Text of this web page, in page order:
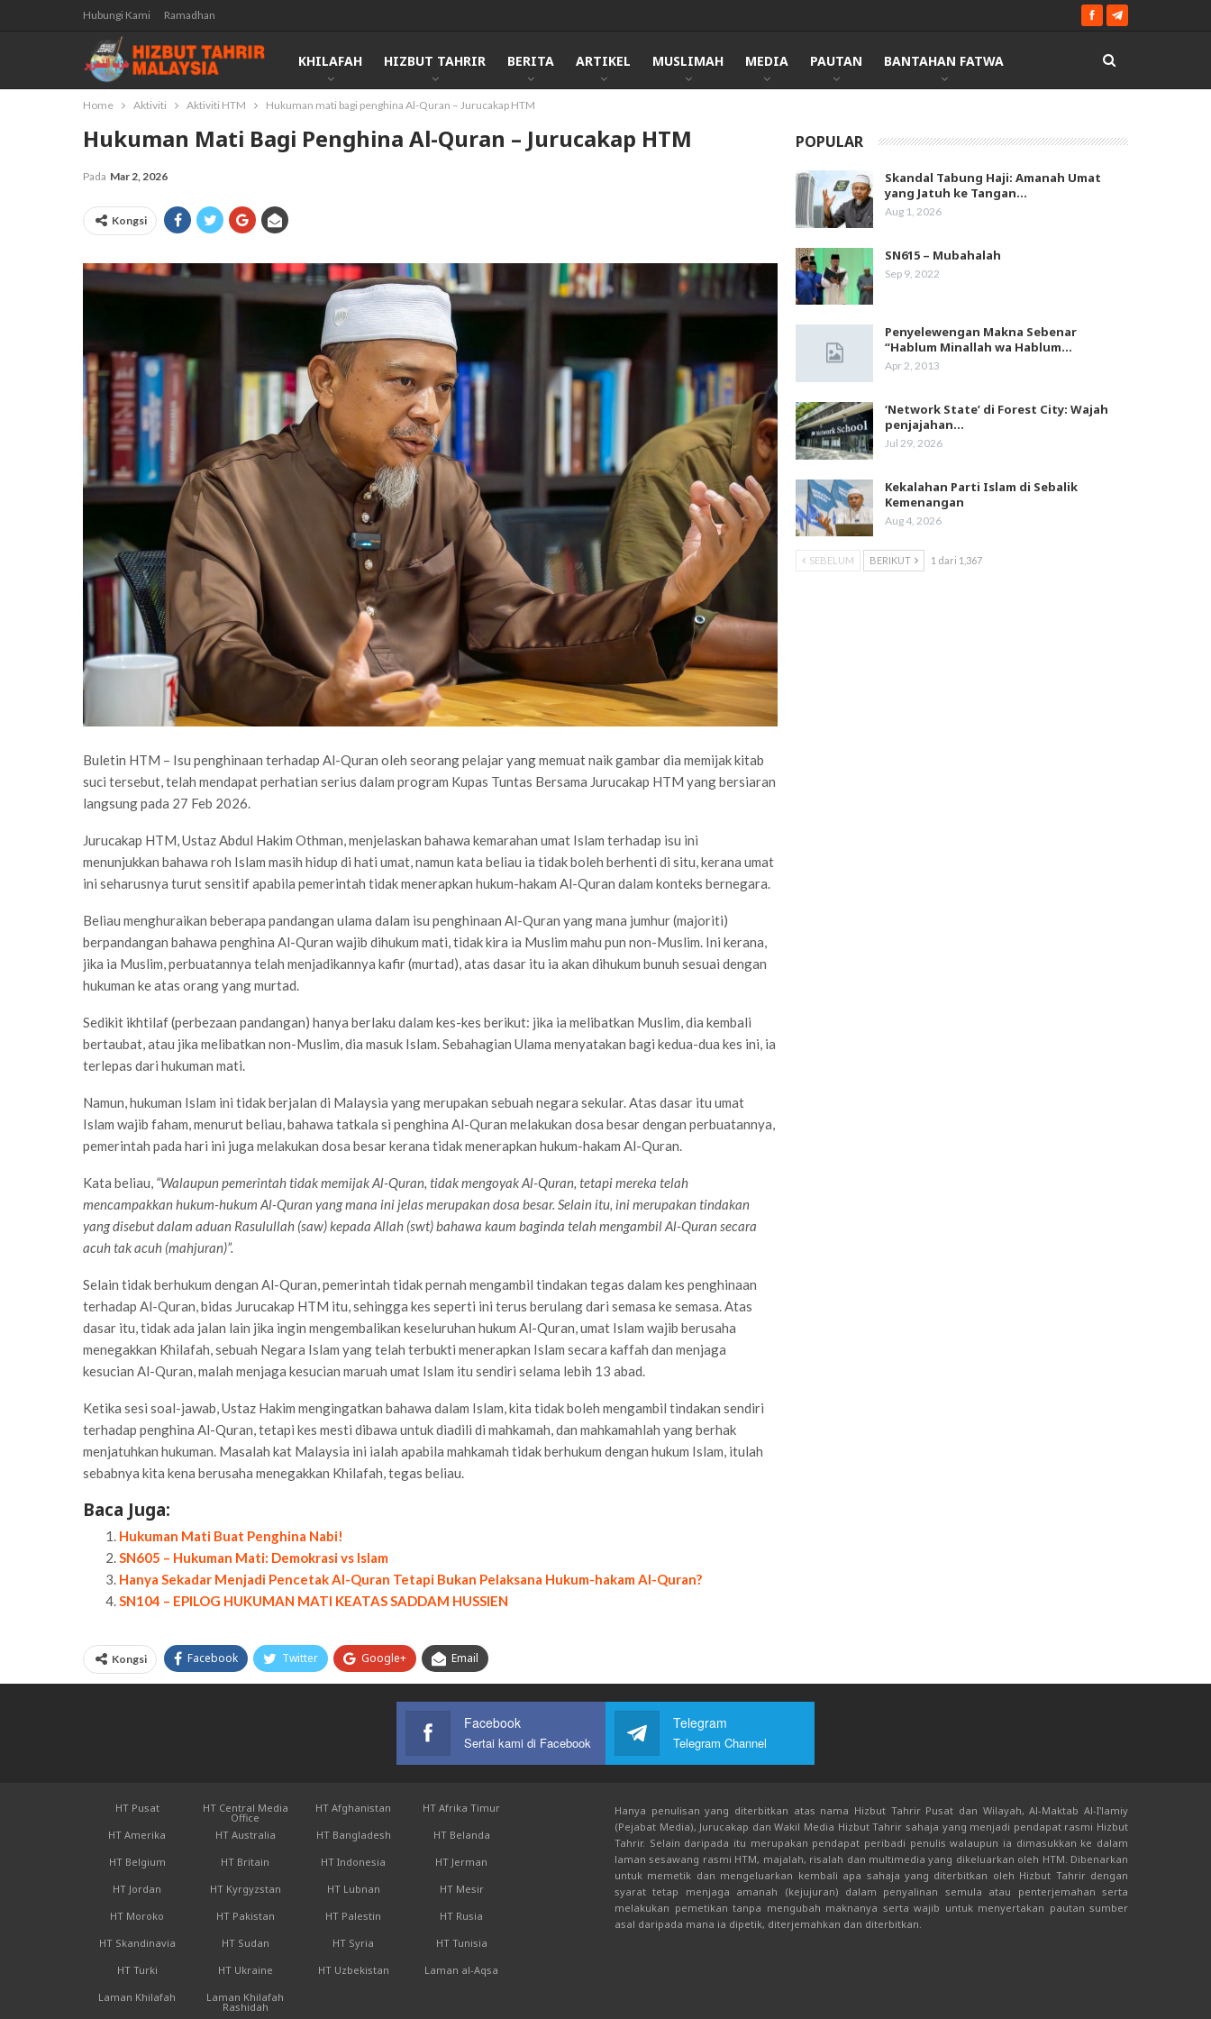
Hubungi Kami Ramadhan
KHILAFAH HIZBUT TAHRIR BERITA ARTIKEL MUSLIMAH MEDIA PAUTAN BANTAHAN FATWA
Home Aktiviti Aktiviti HTM Hukuman mati bagi penghina Al-Quran – Jurucakap HTM
Hukuman Mati Bagi Penghina Al-Quran – Jurucakap HTM
Pada Mar 2, 2026
Kongsi
Buletin HTM – Isu penghinaan terhadap Al-Quran oleh seorang pelajar yang memuat naik gambar dia memijak kitab
suci tersebut, telah mendapat perhatian serius dalam program Kupas Tuntas Bersama Jurucakap HTM yang bersiaran
langsung pada 27 Feb 2026.
Jurucakap HTM, Ustaz Abdul Hakim Othman, menjelaskan bahawa kemarahan umat Islam terhadap isu ini
menunjukkan bahawa roh Islam masih hidup di hati umat, namun kata beliau ia tidak boleh berhenti di situ, kerana umat
ini seharusnya turut sensitif apabila pemerintah tidak menerapkan hukum-hakam Al-Quran dalam konteks bernegara.
Beliau menghuraikan beberapa pandangan ulama dalam isu penghinaan Al-Quran yang mana jumhur (majoriti)
berpandangan bahawa penghina Al-Quran wajib dihukum mati, tidak kira ia Muslim mahu pun non-Muslim. Ini kerana,
jika ia Muslim, perbuatannya telah menjadikannya kafir (murtad), atas dasar itu ia akan dihukum bunuh sesuai dengan
hukuman ke atas orang yang murtad.
Sedikit ikhtilaf (perbezaan pandangan) hanya berlaku dalam kes-kes berikut: jika ia melibatkan Muslim, dia kembali
bertaubat, atau jika melibatkan non-Muslim, dia masuk Islam. Sebahagian Ulama menyatakan bagi kedua-dua kes ini, ia
terlepas dari hukuman mati.
Namun, hukuman Islam ini tidak berjalan di Malaysia yang merupakan sebuah negara sekular. Atas dasar itu umat
Islam wajib faham, menurut beliau, bahawa tatkala si penghina Al-Quran melakukan dosa besar dengan perbuatannya,
pemerintah pada hari ini juga melakukan dosa besar kerana tidak menerapkan hukum-hakam Al-Quran.
Kata beliau, “Walaupun pemerintah tidak memijak Al-Quran, tidak mengoyak Al-Quran, tetapi mereka telah
mencampakkan hukum-hukum Al-Quran yang mana ini jelas merupakan dosa besar. Selain itu, ini merupakan tindakan
yang disebut dalam aduan Rasulullah (saw) kepada Allah (swt) bahawa kaum baginda telah mengambil Al-Quran secara
acuh tak acuh (mahjuran)”.
Selain tidak berhukum dengan Al-Quran, pemerintah tidak pernah mengambil tindakan tegas dalam kes penghinaan
terhadap Al-Quran, bidas Jurucakap HTM itu, sehingga kes seperti ini terus berulang dari semasa ke semasa. Atas
dasar itu, tidak ada jalan lain jika ingin mengembalikan keseluruhan hukum Al-Quran, umat Islam wajib berusaha
menegakkan Khilafah, sebuah Negara Islam yang telah terbukti menerapkan Islam secara kaffah dan menjaga
kesucian Al-Quran, malah menjaga kesucian maruah umat Islam itu sendiri selama lebih 13 abad.
Ketika sesi soal-jawab, Ustaz Hakim mengingatkan bahawa dalam Islam, kita tidak boleh mengambil tindakan sendiri
terhadap penghina Al-Quran, tetapi kes mesti dibawa untuk diadili di mahkamah, dan mahkamahlah yang berhak
menjatuhkan hukuman. Masalah kat Malaysia ini ialah apabila mahkamah tidak berhukum dengan hukum Islam, itulah
sebabnya kita kena berusaha menegakkan Khilafah, tegas beliau.
Baca Juga:
Hukuman Mati Buat Penghina Nabi!
SN605 – Hukuman Mati: Demokrasi vs Islam
Hanya Sekadar Menjadi Pencetak Al-Quran Tetapi Bukan Pelaksana Hukum-hakam Al-Quran?
SN104 – EPILOG HUKUMAN MATI KEATAS SADDAM HUSSIEN
Kongsi Facebook Twitter Google+ Email
POPULAR
Skandal Tabung Haji: Amanah Umat
yang Jatuh ke Tangan…
Aug 1, 2026
SN615 – Mubahalah
Sep 9, 2022
Penyelewengan Makna Sebenar
“Hablum Minallah wa Hablum…
Apr 2, 2013
‘Network State’ di Forest City: Wajah
penjajahan…
Jul 29, 2026
Kekalahan Parti Islam di Sebalik
Kemenangan
Aug 4, 2026
SEBELUM BERIKUT 1 dari 1,367
Facebook
Sertai kami di Facebook
Telegram
Telegram Channel
HT Pusat HT Central Media
Office
HT Afghanistan
HT Afrika Timur
HT Amerika
HT Australia HT Bangladesh
HT Belanda
HT Belgium
HT Britain HT Indonesia
HT Jerman
HT Jordan
HT Kyrgyzstan HT Lubnan
HT Mesir
HT Moroko
HT Pakistan HT Palestin
HT Rusia
HT Skandinavia
HT Sudan HT Syria
HT Tunisia
HT Turki
HT Ukraine HT Uzbekistan
Laman al-Aqsa
Laman Khilafah
Laman Khilafah
Rashidah
Hanya penulisan yang diterbitkan atas nama Hizbut Tahrir Pusat dan Wilayah, Al-Maktab Al-I'lamiy
(Pejabat Media), Jurucakap dan Wakil Media Hizbut Tahrir sahaja yang menjadi pendapat rasmi Hizbut
Tahrir. Selain daripada itu merupakan pendapat peribadi penulis walaupun ia dimasukkan ke dalam
laman sesawang rasmi HTM, majalah, risalah dan multimedia yang dikeluarkan oleh HTM. Dibenarkan
untuk memetik dan mengeluarkan kembali apa sahaja yang diterbitkan oleh Hizbut Tahrir dengan
syarat tetap menjaga amanah (kejujuran) dalam penyalinan semula atau penterjemahan serta
melakukan pemetikan tanpa mengubah maknanya serta wajib untuk menyertakan pautan sumber
asal daripada mana ia dipetik, diterjemahkan dan diterbitkan.